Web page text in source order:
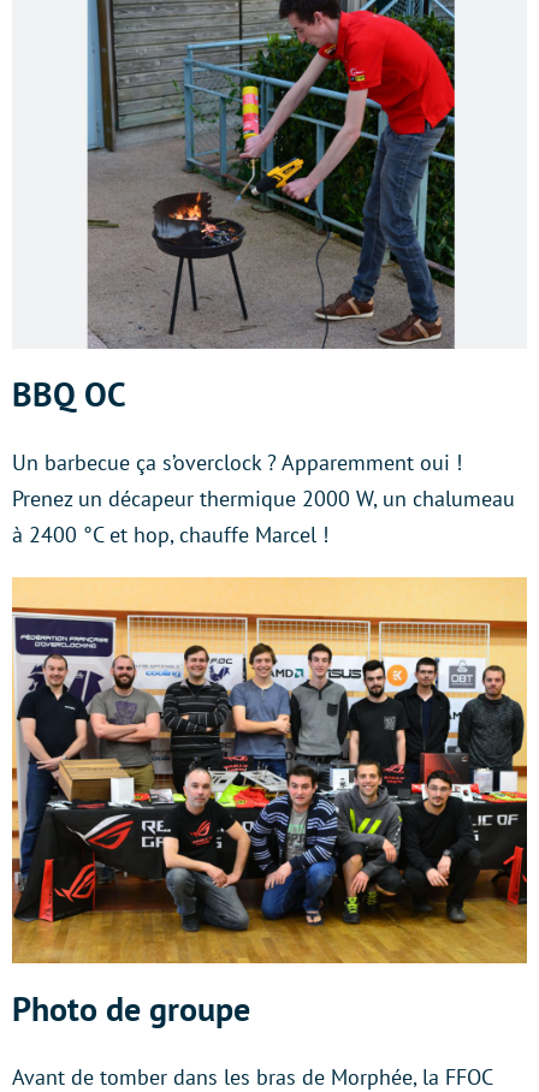
BBQ OC
Un barbecue ça s’overclock ? Apparemment oui !
Prenez un décapeur thermique 2000 W, un chalumeau
à 2400 °C et hop, chauffe Marcel !
Photo de groupe
Avant de tomber dans les bras de Morphée, la FFOC